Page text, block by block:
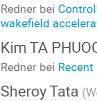
Redner bei
wakefield
Kim TA
Redner bei
Sheroy Tata (